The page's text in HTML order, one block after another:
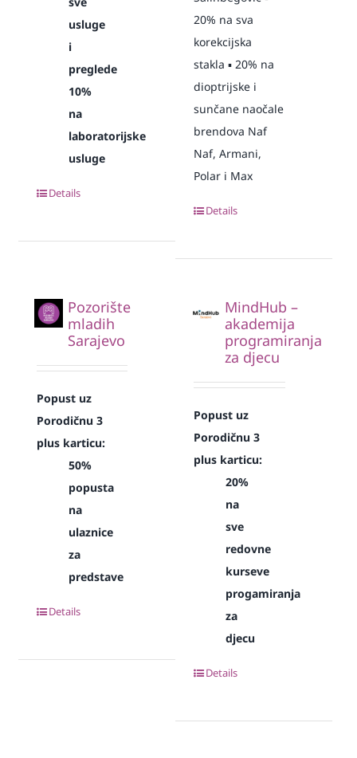
usluge
i
preglede
10%
na
laboratorijske
usluge
Details
20% na sva
korekcijska
stakla ▪️ 20% na
dioptrijske i
sunčane naočale
brendova Naf
Naf, Armani,
Polar i Max
Details
Pozorište
mladih
Sarajevo
Popust uz
Porodičnu 3
plus karticu:
50%
popusta
na
ulaznice
za
predstave
Details
MindHub –
akademija
programiranja
za djecu
Popust uz
Porodičnu 3
plus karticu:
20%
na
sve
redovne
kurseve
progamiranja
za
djecu
Details